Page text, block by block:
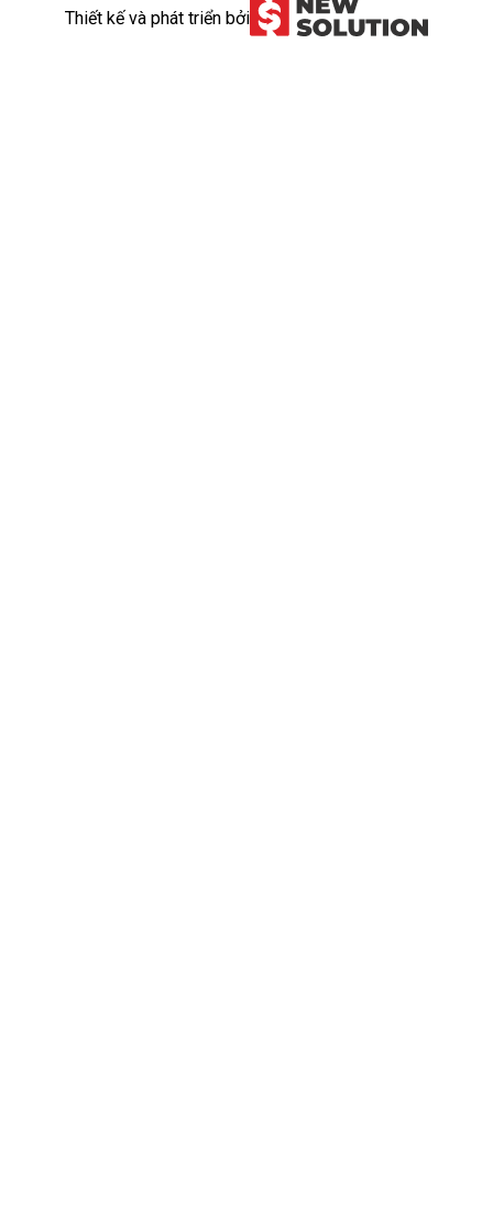
Thiết kế và phát triển bởi